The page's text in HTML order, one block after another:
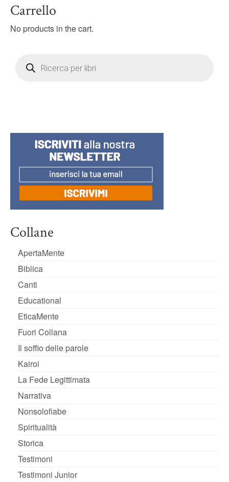
Carrello
No products in the cart.
search
Collane
ApertaMente
Biblica
Canti
Educational
EticaMente
Fuori Collana
Il soffio delle parole
Kairoi
La Fede Legittimata
Narrativa
Nonsolofiabe
Spiritualità
Storica
Testimoni
Testimoni Junior